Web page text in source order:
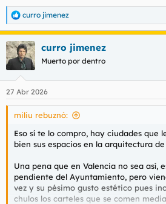
R
e
a
c
c
e
s
curro jimenez
curro jimenez
Muerto por dentro
27 Abr 2026
miliu rebuznó:
Eso sí te lo compro, hay ciudades que
bien sus espacios en la arquitectura
Una pena que en Valencia no sea así,
pendiente del Ayuntamiento, pero
vez y su pésimo gusto estético pues
chulos los carteles que se comen